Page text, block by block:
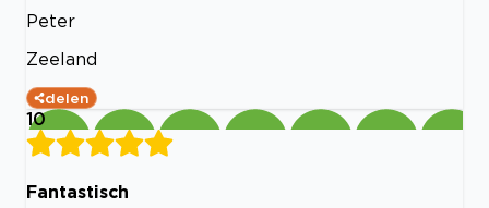
Peter
Zeeland
delen
10
Fantastisch